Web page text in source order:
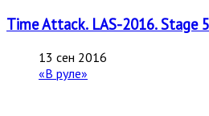
Time Attack. LAS-2016. Stage
13 сен 2016
«В руле»